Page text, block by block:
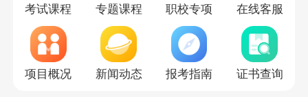
考试课程 专题课程 职校专项 在线客服
项目概况 新闻动态 报考指南 证书查询